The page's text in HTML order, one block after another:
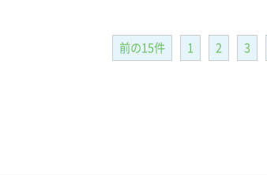
前の15件 1 2 3